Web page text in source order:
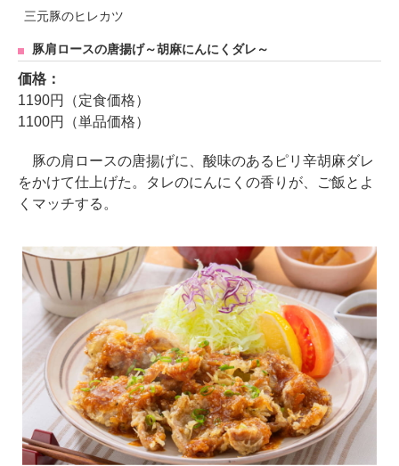
三元豚のヒレカツ
豚肩ロースの唐揚げ～胡麻にんにくダレ～
価格：
1190円（定食価格）
1100円（単品価格）
豚の肩ロースの唐揚げに、酸味のあるピリ辛胡麻ダレ
をかけて仕上げた。タレのにんにくの香りが、ご飯とよ
くマッチする。